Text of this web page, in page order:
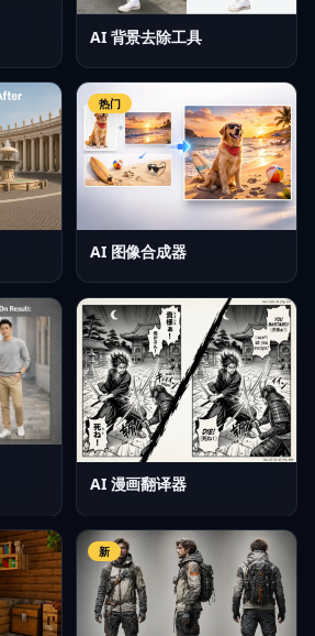
AI 背景去除工具
热门
AI 图像合成器
AI 漫画翻译器
新